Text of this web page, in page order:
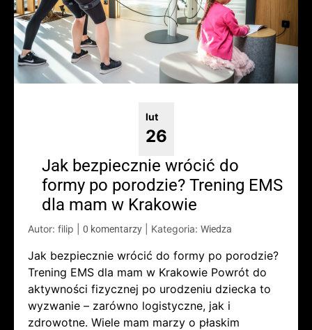
lut
26
Jak bezpiecznie wrócić do
formy po porodzie? Trening EMS
dla mam w Krakowie
Autor: filip 0 komentarzy Kategoria: Wiedza
Jak bezpiecznie wrócić do formy po porodzie?
Trening EMS dla mam w Krakowie Powrót do
aktywności fizycznej po urodzeniu dziecka to
wyzwanie – zarówno logistyczne, jak i
zdrowotne. Wiele mam marzy o płaskim